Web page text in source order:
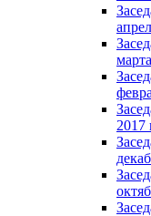
2017